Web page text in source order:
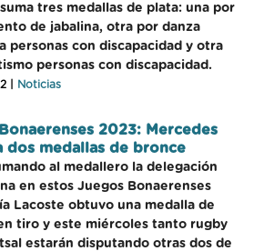
tres medallas de plata: una por
de jabalina, otra por danza
personas con discapacidad y otra
personas con discapacidad.
| Noticias
2023: Mercedes
dos medallas de bronce
al medallero la delegación
en estos Juegos Bonaerenses
Lacoste obtuvo una medalla de
tiro y este miércoles tanto rugby
estarán disputando otras dos de